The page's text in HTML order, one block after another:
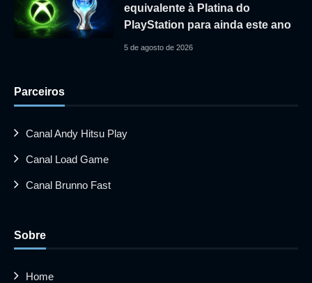
equivalente à Platina do
PlayStation para ainda este ano
5 de agosto de 2026
Parceiros
Canal Andy Hitsu Play
Canal Load Game
Canal Brunno Fast
Sobre
Home